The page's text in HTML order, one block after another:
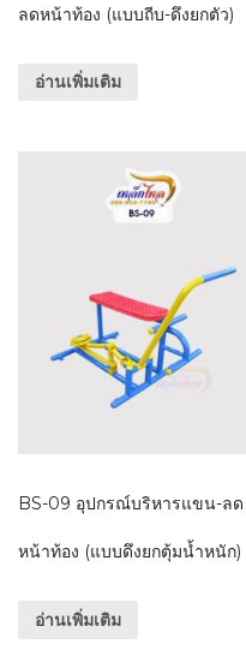
ลดหน้าท้อง (แบบถีบ-ดึงยกตัว)
อ่านเพิ่มเติม
BS-09 อุปกรณ์บริหารแขน-ลด
หน้าท้อง (แบบดึงยกตุ้มน้ำหนัก)
อ่านเพิ่มเติม